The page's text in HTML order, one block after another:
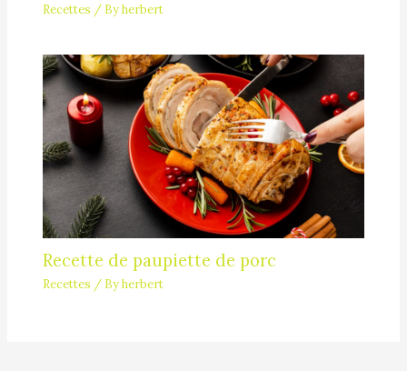
Recettes / Byherbert
Recette de paupiette de porc
Recettes / Byherbert